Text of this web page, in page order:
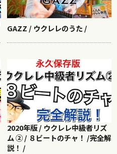
GAZZ / ウクレレのうた /
2020年版 / ウクレレ中級者リズ
ム ② / ８ビートのチャ！ /完全解
説！ /